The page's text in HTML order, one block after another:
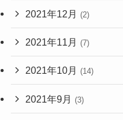
2021年12月 (2)
2021年11月 (7)
2021年10月 (14)
2021年9月 (3)